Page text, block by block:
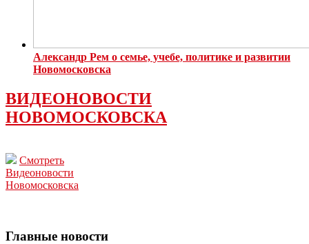
Александр Рем о семье, учебе, политике и развитии
Новомосковска
ВИДЕОНОВОСТИ
НОВОМОСКОВСКА
Смотреть
Видеоновости
Новомосковска
Главные новости